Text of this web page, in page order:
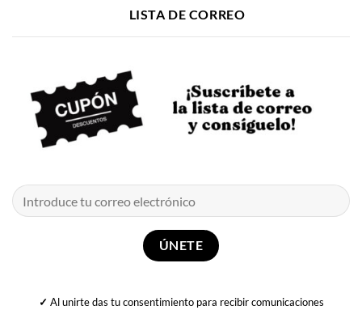
LISTA DE CORREO
✓ Al unirte das tu consentimiento para recibir comunicaciones